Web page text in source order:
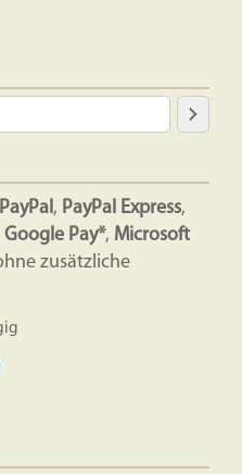
PayPal, PayPal Express,
Google Pay*, Microsoft
zusätzliche